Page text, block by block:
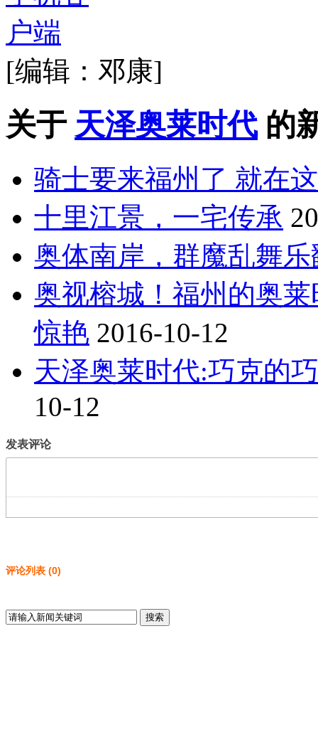
[编辑：邓康]
关于 天泽奥莱时代 的
骑士要来福州了 就在
十里江景，一宅传承
奥体南岸，群魔乱舞乐
奥视榕城！福州的奥
惊艳 2016-10-12
天泽奥莱时代:巧克的
10-12
发表评论
评论列表 (0)